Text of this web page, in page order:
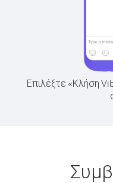
Επιλέξτε «Κλήση